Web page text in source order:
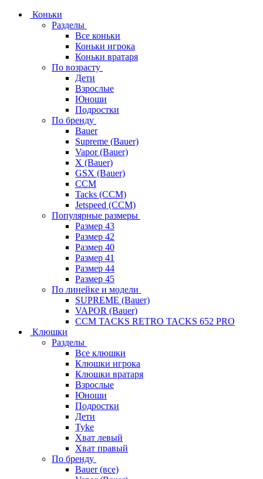
Коньки
Разделы
Все коньки
Коньки игрока
Коньки вратаря
По возрасту
Дети
Взрослые
Юноши
Подростки
По бренду
Bauer
Supreme (Bauer)
Vapor (Bauer)
X (Bauer)
GSX (Bauer)
CCM
Tacks (CCM)
Jetspeed (CCM)
Популярные размеры
Размер 43
Размер 42
Размер 40
Размер 41
Размер 44
Размер 45
По линейке и модели
SUPREME (Bauer)
VAPOR (Bauer)
CCM TACKS RETRO TACKS 652 PRO
Клюшки
Разделы
Все клюшки
Клюшки игрока
Клюшки вратаря
Взрослые
Юноши
Подростки
Дети
Tyke
Хват левый
Хват правый
По бренду
Bauer (все)